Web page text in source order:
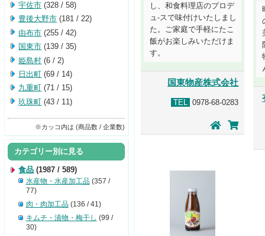
し、和食料理店のプロデ
ュ-スで味付けいたしまし
た。ご家庭で手軽にたこ
飯がお楽しみいただけま
す。
国東物産株式会社
TEL 0978-68-0283
宇佐市 (328 / 58)
豊後大野市 (181 / 22)
由布市 (255 / 42)
国東市 (139 / 35)
姫島村 (6 / 2)
日出町 (69 / 14)
九重町 (71 / 15)
玖珠町 (43 / 11)
※カッコ内は (商品数 / 企業数)
カテゴリー別に見る
食品 (1987 / 589)
水産物・水産加工品(357 /
77)
肉・肉加工品(136 / 41)
キムチ・漬物・梅干し (99 /
30)